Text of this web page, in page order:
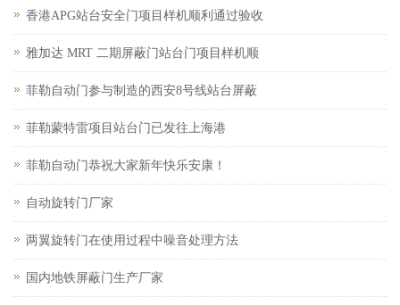
香港APG站台安全门项目样机顺利通过验收
雅加达 MRT 二期屏蔽门站台门项目样机顺
菲勒自动门参与制造的西安8号线站台屏蔽
菲勒蒙特雷项目站台门已发往上海港
菲勒自动门恭祝大家新年快乐安康！
自动旋转门厂家
两翼旋转门在使用过程中噪音处理方法
国内地铁屏蔽门生产厂家